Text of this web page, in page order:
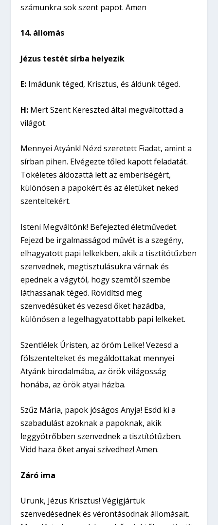
számunkra sok szent papot. Amen
14. állomás
Jézus testét sírba helyezik
E: Imádunk téged, Krisztus, és áldunk téged.
H: Mert Szent Kereszted által megváltottad a
világot.
Mennyei Atyánk! Nézd szeretett Fiadat, amint a
sírban pihen. Elvégezte tőled kapott feladatát.
Tökéletes áldozattá lett az emberiségért,
különösen a papokért és az életüket neked
szenteltekért.
Isteni Megváltónk! Befejezted életművedet.
Fejezd be irgalmasságod művét is a szegény,
elhagyatott papi lelkekben, akik a tisztítótűzben
szenvednek, megtisztulásukra várnak és
epednek a vágytól, hogy szemtől szembe
láthassanak téged. Rövidítsd meg
szenvedésüket és vezesd őket hazádba,
különösen a legelhagyatottabb papi lelkeket.
Szentlélek Úristen, az öröm Lelke! Vezesd a
fölszentelteket és megáldottakat mennyei
Atyánk birodalmába, az örök világosság
honába, az örök atyai házba.
Szűz Mária, papok jóságos Anyja! Esdd ki a
szabadulást azoknak a papoknak, akik
leggyötrőbben szenvednek a tisztítótűzben.
Vidd haza őket anyai szívedhez! Amen.
Záró ima
Urunk, Jézus Krisztus! Végigjártuk
szenvedésednek és vérontásodnak állomásait.